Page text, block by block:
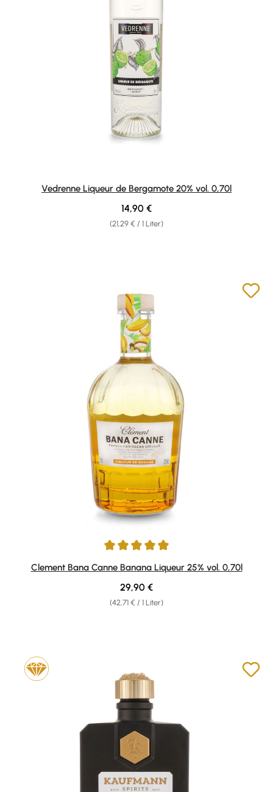
Vedrenne Liqueur de Bergamote 20% vol. 0,70l
(21,29 € / 1 Liter)
Regulärer Preis:
14,90 €
Durchschnittliche Bewertung von 5 von 5 Sternen
Clement Bana Canne Banana Liqueur 25% vol. 0,70l
(42,71 € / 1 Liter)
Regulärer Preis:
29,90 €